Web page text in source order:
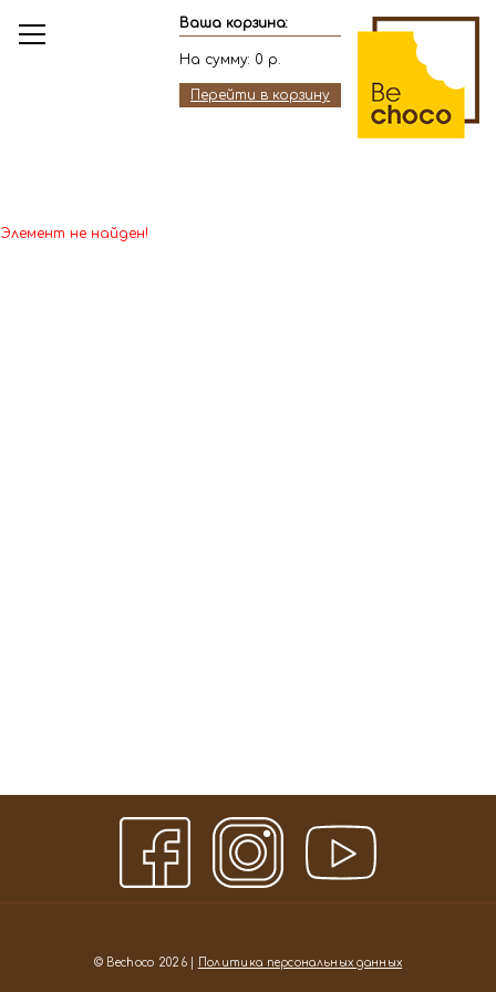
Ваша корзина:
На сумму: 0 р.
Перейти в корзину
Элемент не найден!
© Bechoco 2026 | Политика персональных данных